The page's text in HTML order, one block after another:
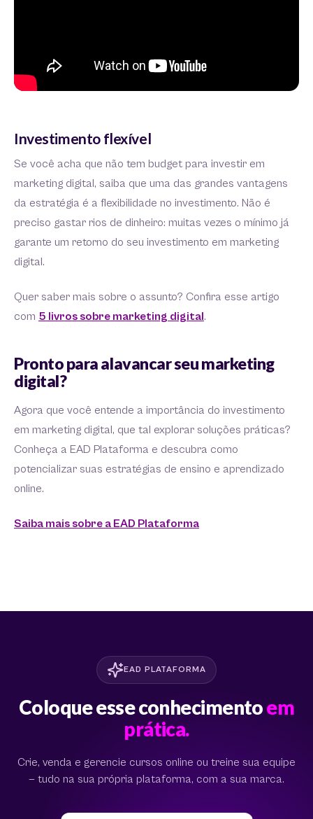
Investimento flexível
Se você acha que não tem budget para investir em
marketing digital, saiba que uma das grandes vantagens
da estratégia é a flexibilidade no investimento. Não é
preciso gastar rios de dinheiro: muitas vezes o mínimo já
garante um retorno do seu investimento em marketing
digital.
Quer saber mais sobre o assunto? Confira esse artigo
com 5 livros sobre marketing digital.
Pronto para alavancar seu marketing
digital?
Agora que você entende a importância do investimento
em marketing digital, que tal explorar soluções práticas?
Conheça a EAD Plataforma e descubra como
potencializar suas estratégias de ensino e aprendizado
online.
Saiba mais sobre a EAD Plataforma
EAD PLATAFORMA
Coloque esse conhecimentoem
prática.
Crie, venda e gerencie cursos online ou treine sua equipe
— tudo na sua própria plataforma, com a sua marca.